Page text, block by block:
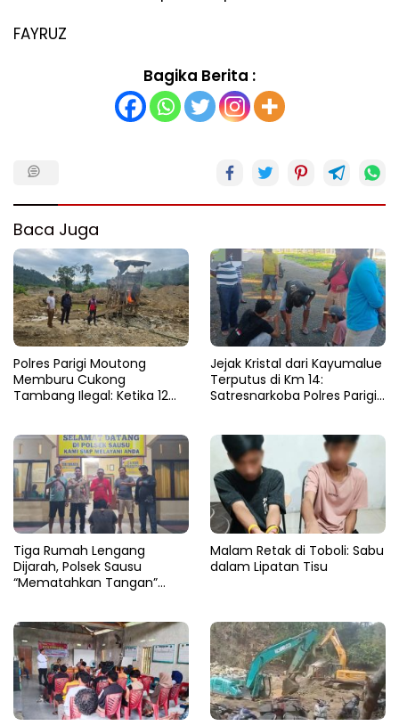
FAYRUZ
Bagika Berita :
Baca Juga
Polres Parigi Moutong
Memburu Cukong
Tambang Ilegal: Ketika 12
Jejak Kristal dari Kayumalue
Terputus di Km 14:
Satresnarkoba Polres Parigi
Tiga Rumah Lengang
Dijarah, Polsek Sausu
“Mematahkan Tangan”
Malam Retak di Toboli: Sabu
dalam Lipatan Tisu